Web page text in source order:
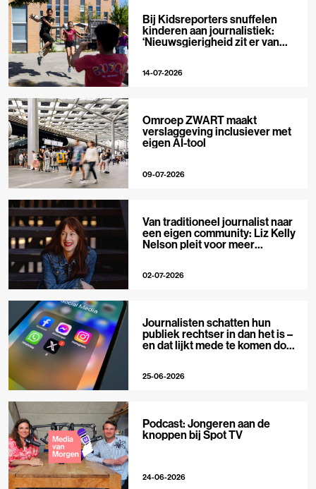
Bij Kidsreporters snuffelen
kinderen aan journalistiek:
‘Nieuwsgierigheid zit er van
14-07-2026
Omroep ZWART maakt
verslaggeving inclusiever met
eigen AI-tool
09-07-2026
Van traditioneel journalist naar
een eigen community: Liz Kelly
Nelson pleit voor meer
02-07-2026
Journalisten schatten hun
publiek rechtser in dan het is –
en dat lijkt mede te komen door
25-06-2026
Podcast: Jongeren aan de
knoppen bij Spot TV
24-06-2026